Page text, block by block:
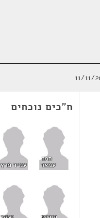
ח"כים נוכחים
חמד
עמאר עמיר פרץ